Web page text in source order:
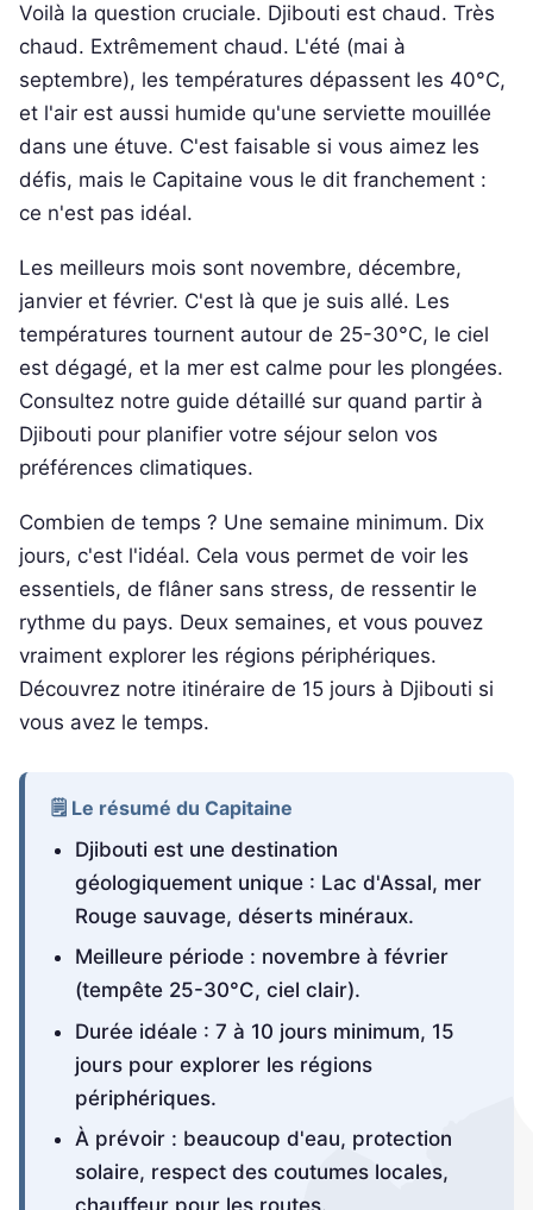
Voilà la question cruciale. Djibouti est chaud. Très
chaud. Extrêmement chaud. L'été (mai à
septembre), les températures dépassent les 40°C,
et l'air est aussi humide qu'une serviette mouillée
dans une étuve. C'est faisable si vous aimez les
défis, mais le Capitaine vous le dit franchement :
ce n'est pas idéal.
Les meilleurs mois sont novembre, décembre,
janvier et février. C'est là que je suis allé. Les
températures tournent autour de 25-30°C, le ciel
est dégagé, et la mer est calme pour les plongées.
Consultez notre guide détaillé sur quand partir à
Djibouti pour planifier votre séjour selon vos
préférences climatiques.
Combien de temps ? Une semaine minimum. Dix
jours, c'est l'idéal. Cela vous permet de voir les
essentiels, de flâner sans stress, de ressentir le
rythme du pays. Deux semaines, et vous pouvez
vraiment explorer les régions périphériques.
Découvrez notre itinéraire de 15 jours à Djibouti si
vous avez le temps.
🗒️ Le résumé du Capitaine
Djibouti est une destination
géologiquement unique : Lac d'Assal, mer
Rouge sauvage, déserts minéraux.
Meilleure période : novembre à février
(tempête 25-30°C, ciel clair).
Durée idéale : 7 à 10 jours minimum, 15
jours pour explorer les régions
périphériques.
À prévoir : beaucoup d'eau, protection
solaire, respect des coutumes locales,
chauffeur pour les routes.